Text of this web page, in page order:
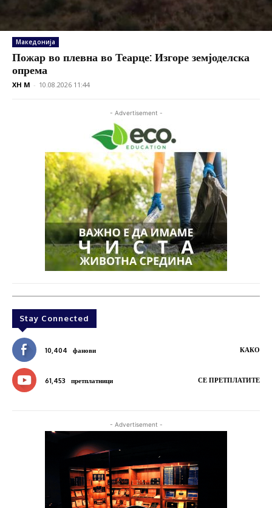
Македонија
Пожар во плевна во Теарце: Изгоре земјоделска
опрема
XH M - 10.08.2026 11:44
- Advertisement -
Stay Connected
10,404 фанови КАКО
61,453 претплатници СЕ ПРЕТПЛАТИТЕ
- Advertisement -